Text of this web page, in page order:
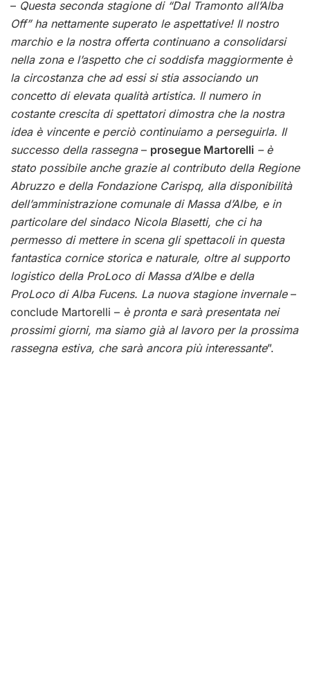
– Questa seconda stagione di “Dal Tramonto all’Alba
Off” ha nettamente superato le aspettative! Il nostro
marchio e la nostra offerta continuano a consolidarsi
nella zona e l’aspetto che ci soddisfa maggiormente è
la circostanza che ad essi si stia associando un
concetto di elevata qualità artistica. Il numero in
costante crescita di spettatori dimostra che la nostra
idea è vincente e perciò continuiamo a perseguirla. Il
successo della rassegna– prosegue Martorelli – è
stato possibile anche grazie al contributo della Regione
Abruzzo e della Fondazione Carispq, alla disponibilità
dell’amministrazione comunale di Massa d’Albe, e in
particolare del sindaco Nicola Blasetti, che ci ha
permesso di mettere in scena gli spettacoli in questa
fantastica cornice storica e naturale, oltre al supporto
logistico della ProLoco di Massa d’Albe e della
ProLoco di Alba Fucens. La nuova stagione invernale–
conclude Martorelli – è pronta e sarà presentata nei
prossimi giorni, ma siamo già al lavoro per la prossima
rassegna estiva, che sarà ancora più interessante”.